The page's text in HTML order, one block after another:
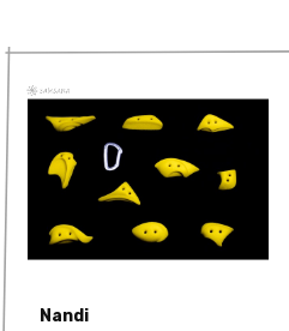
Nandi